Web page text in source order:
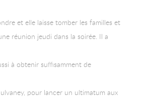
et elle laisse tomber les familles et
réunion jeudi dans la soirée. Il a
à obtenir suffisamment de
pour lancer un ultimatum aux